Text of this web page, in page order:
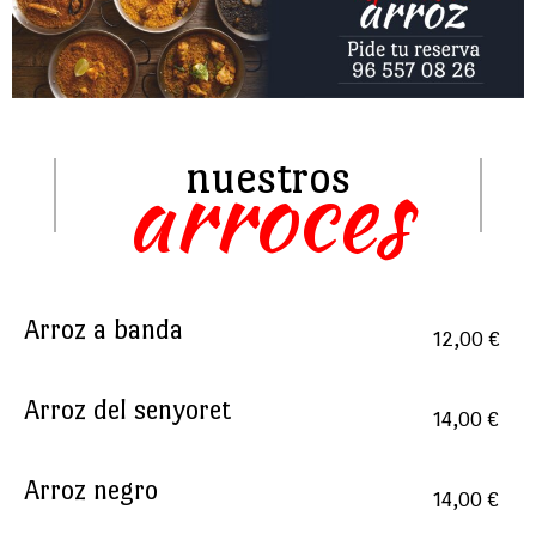
nuestros
arroces
Arroz a banda 12,00 €
Arroz del senyoret 14,00 €
Arroz negro 14,00 €